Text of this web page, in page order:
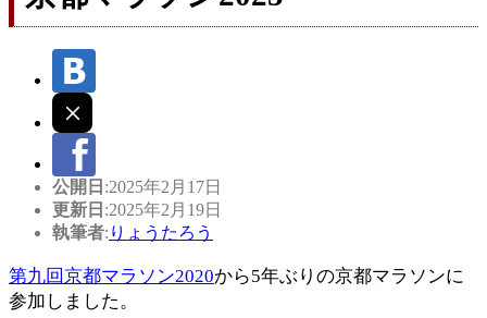
公開日 :2025年2月17日
更新日 :2025年2月19日
執筆者: りょうたろう
第九回京都マラソン2020から5年ぶりの京都マラソンに
参加しました。